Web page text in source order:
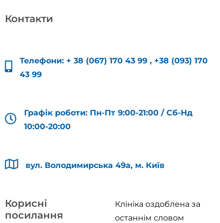
Контакти
Телефони: + 38 (067) 170 43 99 , +38 (093) 170
43 99
Графік роботи: Пн-Пт 9:00-21:00 / Сб-Нд
10:00-20:00
вул. Володимирська 49а, м. Київ
Корисні
посилання
Клініка оздоблена за
останнім словом